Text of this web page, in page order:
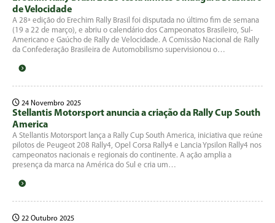
de Velocidade
A 28ª edição do Erechim Rally Brasil foi disputada no último fim de semana
(19 a 22 de março), e abriu o calendário dos Campeonatos Brasileiro, Sul-
Americano e Gaúcho de Rally de Velocidade. A Comissão Nacional de Rally
da Confederação Brasileira de Automobilismo supervisionou o…
24 Novembro 2025
Stellantis Motorsport anuncia a criação da Rally Cup South
America
A Stellantis Motorsport lança a Rally Cup South America, iniciativa que reúne
pilotos de Peugeot 208 Rally4, Opel Corsa Rally4 e Lancia Ypsilon Rally4 nos
campeonatos nacionais e regionais do continente. A ação amplia a
presença da marca na América do Sul e cria um…
22 Outubro 2025